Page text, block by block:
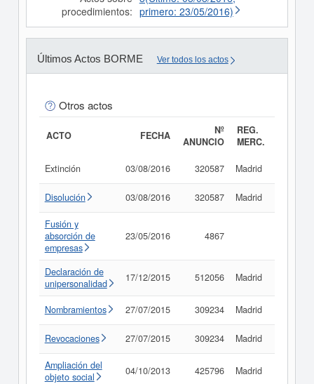
procedimientos: primero: 23/05/2016)
Últimos Actos BORME Ver todos los actos
Otros actos
ACTO FECHA
Nº
ANUNCIO
REG.
MERC.
Extinción 03/08/2016 320587 Madrid
Disolución 03/08/2016 320587 Madrid
Fusión y
absorción de
empresas
23/05/2016 4867
Declaración de
unipersonalidad
17/12/2015 512056 Madrid
Nombramientos 27/07/2015 309234 Madrid
Revocaciones 27/07/2015 309234 Madrid
Ampliación del
objeto social
04/10/2013 425796 Madrid